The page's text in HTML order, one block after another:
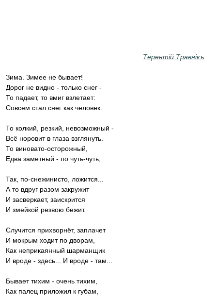
Терентiй Травнiкъ
Зима. Зимее не бывает!
Дорог не видно - только снег -
То падает, то вмиг взлетает:
Совсем стал снег как человек.
То колкий, резкий, невозможный -
Всё норовит в глаза взглянуть.
То виновато-осторожный,
Едва заметный - по чуть-чуть,
Так, по-снежинисто, ложится...
А то вдруг разом закружит
И засверкает, заискрится
И змейкой резвою бежит.
Случится прихворнёт, заплачет
И мокрым ходит по дворам,
Как неприкаянный шарманщик
И вроде - здесь... И вроде - там...
Бывает тихим - очень тихим,
Как палец приложил к губам,